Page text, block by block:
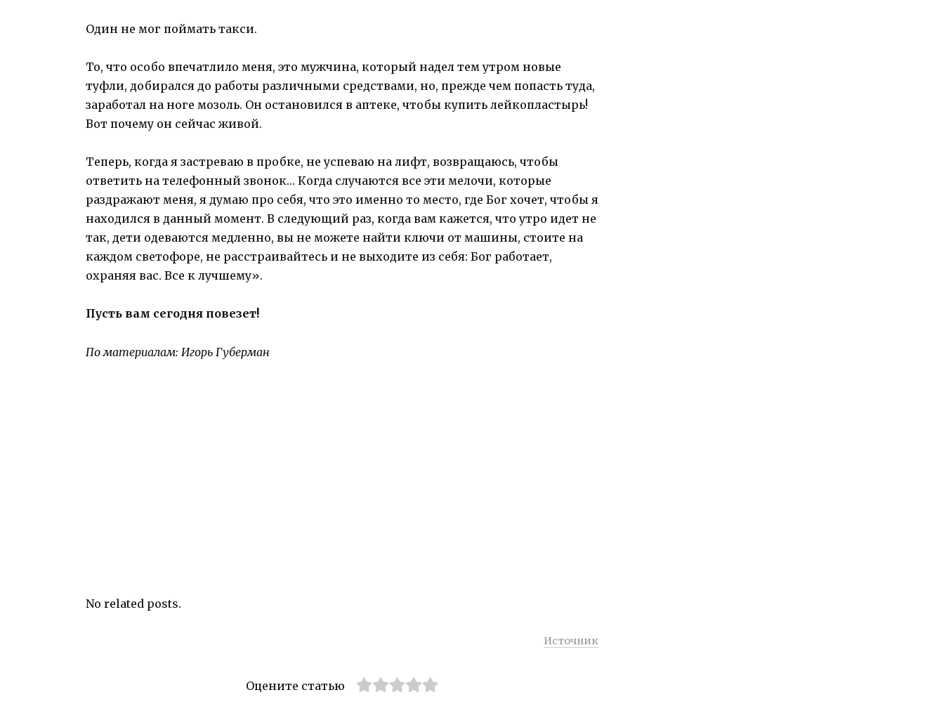
Один не мог поймать такси.
То, что особо впечатлило меня, это мужчина, который надел тем утром новые
туфли, добирался до работы различными средствами, но, прежде чем попасть туда,
заработал на ноге мозоль. Он остановился в аптеке, чтобы купить лейкопластырь!
Вот почему он сейчас живой.
Теперь, когда я застреваю в пробке, не успеваю на лифт, возвращаюсь, чтобы
ответить на телефонный звонок… Когда случаются все эти мелочи, которые
раздражают меня, я думаю про себя, что это именно то место, где Бог хочет, чтобы я
находился в данный момент. В следующий раз, когда вам кажется, что утро идет не
так, дети одеваются медленно, вы не можете найти ключи от машины, стоите на
каждом светофоре, не расстраивайтесь и не выходите из себя: Бог работает,
охраняя вас. Все к лучшему».
Пусть вам сегодня повезет!
По материалам: Игорь Губерман
No related posts.
Источник
Оцените статью